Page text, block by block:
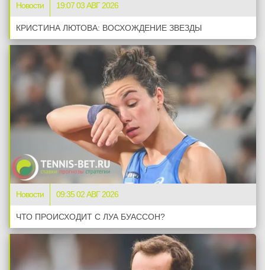
Новости 19:07 03 АВГ 2026
КРИСТИНА ЛЮТОВА: ВОСХОЖДЕНИЕ ЗВЕЗДЫ
Новости 09:35 02 АВГ 2026
ЧТО ПРОИСХОДИТ С ЛУА БУАССОН?